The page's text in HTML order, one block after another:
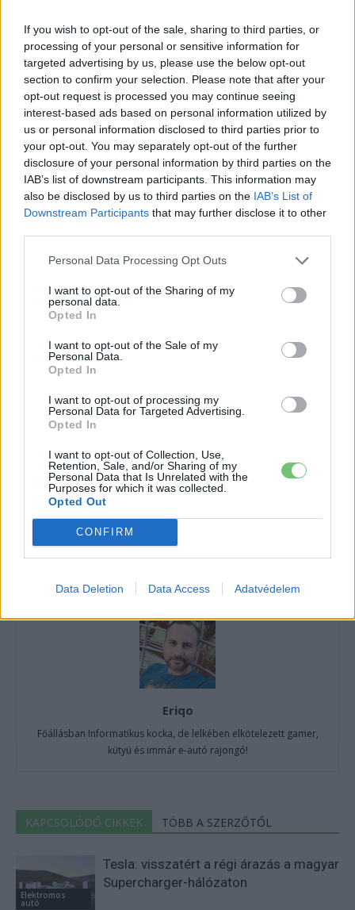
If you wish to opt-out of the sale, sharing to third parties, or
processing of your personal or sensitive information for
targeted advertising by us, please use the below opt-out
section to confirm your selection. Please note that after your
opt-out request is processed you may continue seeing
interest-based ads based on personal information utilized by
us or personal information disclosed to third parties prior to
your opt-out. You may separately opt-out of the further
disclosure of your personal information by third parties on the
IAB’s list of downstream participants. This information may
also be disclosed by us to third parties on the IAB’s List of
Downstream Participants that may further disclose it to other
Personal Data Processing Opt Outs
I want to opt-out of the Sharing of my
personal data.
Opted In
I want to opt-out of the Sale of my
Personal Data.
Opted In
I want to opt-out of processing my
Personal Data for Targeted Advertising.
Opted In
I want to opt-out of Collection, Use,
Retention, Sale, and/or Sharing of my
Personal Data that Is Unrelated with the
Purposes for which it was collected.
Opted Out
CONFIRM
Data Deletion Data Access Adatvédelem
Két opció az akkupakkra vonatkozóan: 315, vagy 420
kWh (3x, vagy 4x 105 kWh). 400 km hatótáv, melyet a
nagyobb akkupakkal érhetünk el, részleges terheltség
mellett, vontatmány nélkül, 20 fok körüli külső
hőmérsékletnél.
Öntömeg: 40 tonna
Kettő, vagy háromtengelyes kivitelek
Két elektromos motor
Villámtöltés: 160 kW folyamatos, 200 kW csúcs.
Kövesd az e-cars.hu-t a Facebookon is, további
tartalmakért!
CÍMKÉK eActros
Sorozatgyártás
Eriqo
Főállásban Informatikus kocka, de lelkében elkötelezett gamer,
kütyü és immár e-autó rajongó!
KAPCSOLÓDÓ CIKKEK TÖBB A SZERZŐTŐL
Elektromos
autó
Tesla: visszatért a régi árazás a magyar
Supercharger-hálózaton